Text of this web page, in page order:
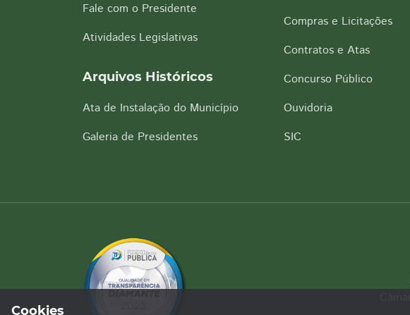
Fale com o Presidente
Atividades Legislativas
Arquivos Históricos
Ata de Instalação do Município
Galeria de Presidentes
Compras e Licitações
Contratos e Atas
Concurso Público
Ouvidoria
SIC
Cookies